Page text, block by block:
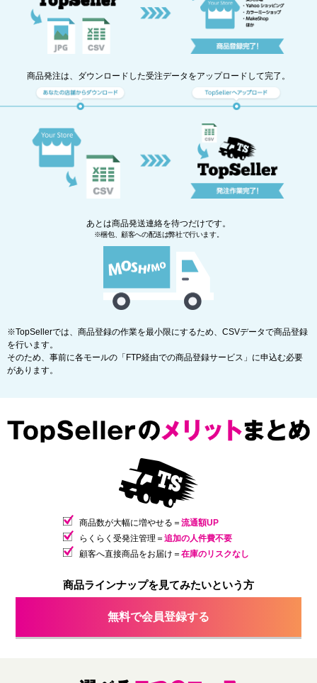
商品発注は、ダウンロードした受注データをアップロードして完了。
あとは商品発送連絡を待つだけです。
※梱包、顧客への配送は弊社で行います。
※TopSellerでは、商品登録の作業を最小限にするため、CSVデータで商品登録
を行います。
そのため、事前に各モールの「FTP経由での商品登録サービス」に申込む必要
があります。
商品数が大幅に増やせる＝ 流通額UP
らくらく受発注管理＝ 追加の人件費不要
顧客へ直接商品をお届け＝ 在庫のリスクなし
商品ラインナップを見てみたいという方
無料で会員登録する